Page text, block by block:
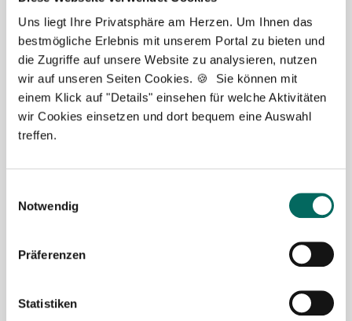
Uns liegt Ihre Privatsphäre am Herzen. Um Ihnen das
bestmögliche Erlebnis mit unserem Portal zu bieten und
die Zugriffe auf unsere Website zu analysieren, nutzen
wir auf unseren Seiten Cookies. 🍪 Sie können mit
einem Klick auf "Details" einsehen für welche Aktivitäten
wir Cookies einsetzen und dort bequem eine Auswahl
treffen.
Notwendig
Präferenzen
Statistiken
Robert Braun
Stelle als Apotheker (m|w|d), PTA oder PKA. Bei
melden Sie sich gern.
Jetzt zur kostenlosen Stellenanfrage